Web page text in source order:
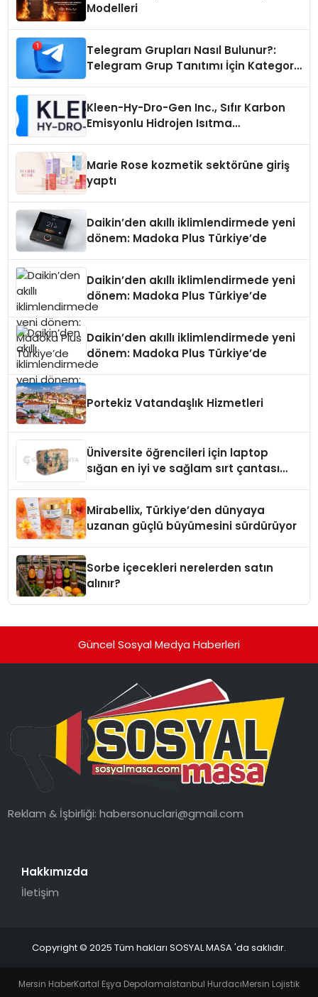
Modelleri
Telegram Grupları Nasıl Bulunur?:
Telegram Grup Tanıtımı İçin Kategori
Kleen-Hy-Dro-Gen Inc., Sıfır Karbon
Emisyonlu Hidrojen Isıtma
Marie Rose kozmetik sektörüne giriş
yaptı
Daikin’den akıllı iklimlendirmede yeni
dönem: Madoka Plus Türkiye’de
Daikin’den akıllı iklimlendirmede yeni
dönem: Madoka Plus Türkiye’de
Daikin’den akıllı iklimlendirmede yeni
dönem: Madoka Plus Türkiye’de
Portekiz Vatandaşlık Hizmetleri
Üniversite öğrencileri için laptop
sığan en iyi ve sağlam sırt çantası
Mirabellix, Türkiye’den dünyaya
uzanan güçlü büyümesini sürdürüyor
Sorbe içecekleri nerelerden satın
alınır?
Güncel Sosyal Medya Haberleri
Reklam & İşbirliği:habersonuclari@gmail.com
Hakkımızda
İletişim
Copyright © 2025 Tüm hakları SOSYAL MASA 'da saklıdır.
Mersin HaberKartal Eşya Depolamaİstanbul HurdacıMersin Lojistik